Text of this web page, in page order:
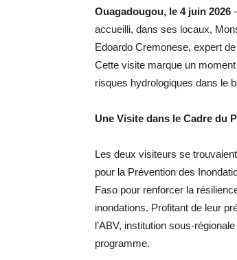
Ouagadougou, le 4 juin 2026
accueilli, dans ses locaux,
Edoardo Cremonese, expert
Cette visite marque un
risques hydrologiques dans le
Une Visite dans le Cadre du
Les deux visiteurs se
pour la Prévention des
Faso pour renforcer la
inondations. Profitant de leur
l’ABV, institution sous-
programme.